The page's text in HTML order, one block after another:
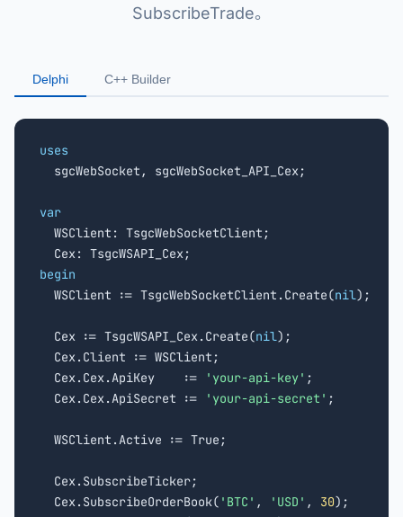
SubscribeTrade。
Delphi C++ Builder
uses
sgcWebSocket, sgcWebSocket_API_Cex;
var
WSClient: TsgcWebSocketClient;
begin
WSClient := TsgcWebSocketClient.Create(nil);
  Cex := TsgcWSAPI_Cex.Create(
nil);
  Cex.Client := WSClient;
  Cex.Cex.ApiKey    :=
'your-api-key' ;
  Cex.Cex.ApiSecret :=
'your-api-secret' ;
  WSClient.Active := True;
  Cex.SubscribeTicker;
  Cex.SubscribeOrderBook(
'BTC' , 'USD' , 30);